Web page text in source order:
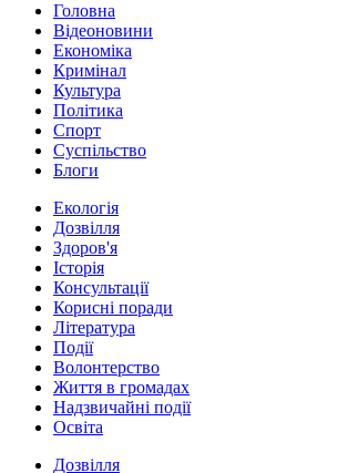
Головна
Відеоновини
Економіка
Кримінал
Культура
Політика
Спорт
Суспільство
Блоги
Екологія
Дозвілля
Здоров'я
Історія
Консультації
Корисні поради
Література
Події
Волонтерство
Життя в громадах
Надзвичайні події
Освіта
Дозвілля